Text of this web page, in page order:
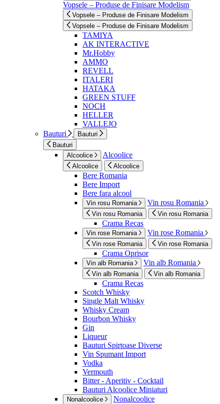
Vopsele – Produse de Finisare Modelism
Vopsele – Produse de Finisare Modelism
Vopsele – Produse de Finisare Modelism
TAMIYA
AK INTERACTIVE
Mr.Hobby
AMMO
REVELL
ITALERI
HATAKA
GREEN STUFF
NOCH
HELLER
VALLEJO
Bauturi
Bauturi
Bauturi
Alcoolice
Alcoolice
Alcoolice Alcoolice
Bere Romania
Bere Import
Bere fara alcool
Vin rosu Romania Vin rosu Romania
Vin rosu Romania Vin rosu Romania
Crama Recas
Vin rose Romania Vin rose Romania
Vin rose Romania Vin rose Romania
Crama Oprisor
Vin alb Romania Vin alb Romania
Vin alb Romania Vin alb Romania
Crama Recas
Scotch Whisky
Single Malt Whisky
Whisky Cream
Bourbon Whisky
Gin
Liqueur
Bauturi Spirtoase Diverse
Vin Spumant Import
Vodka
Vermouth
Bitter - Aperitiv - Cocktail
Bauturi Alcoolice Miniaturi
Nonalcoolice Nonalcoolice